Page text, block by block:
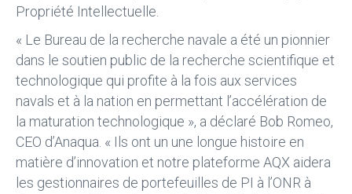
Propriété Intellectuelle.
« Le Bureau de la recherche navale a été un pionnier
dans le soutien public de la recherche scientifique et
technologique qui profite à la fois aux services
navals et à la nation en permettant l’accélération de
la maturation technologique », a déclaré Bob Romeo,
CEO d’Anaqua. « Ils ont un une longue histoire en
matière d’innovation et notre plateforme AQX aidera
les gestionnaires de portefeuilles de PI à l’ONR à